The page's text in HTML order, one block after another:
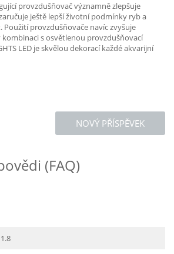
provzdušňovač významně zlepšuje
ještě lepší životní podmínky ryb a
Použití provzdušňovače navíc zvyšuje
s osvětlenou provzdušňovací
LED je skvělou dekorací každé akvarijní
NOVÝ PŘÍSPĚVEK
(FAQ)
1.8